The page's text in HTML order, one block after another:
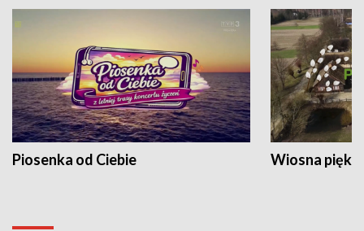
Piosenka od Ciebie Wiosna